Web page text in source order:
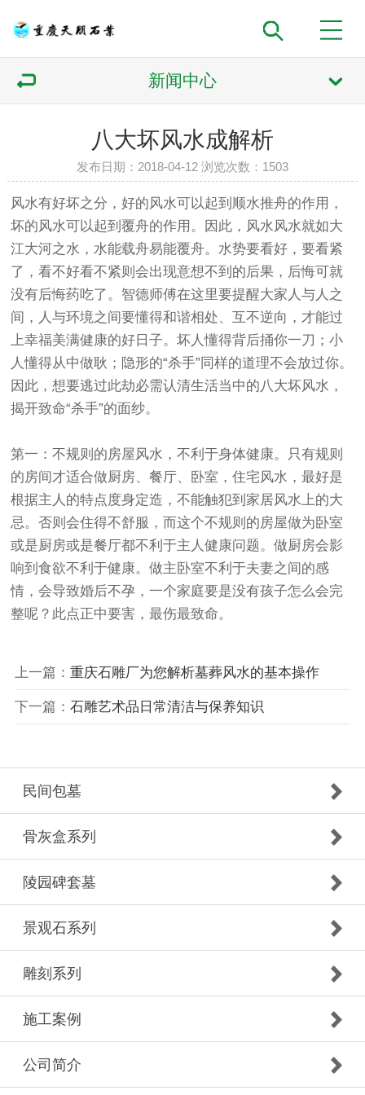
新闻中心
八大坏风水成解析
发布日期：2018-04-12 浏览次数： 1503
风水有好坏之分，好的风水可以起到顺水推舟的作用，
坏的风水可以起到覆舟的作用。因此，风水风水就如大
江大河之水，水能载舟易能覆舟。水势要看好，要看紧
了，看不好看不紧则会出现意想不到的后果，后悔可就
没有后悔药吃了。智德师傅在这里要提醒大家人与人之
间，人与环境之间要懂得和谐相处、互不逆向，才能过
上幸福美满健康的好日子。坏人懂得背后捅你一刀；小
人懂得从中做耿；隐形的“杀手”同样的道理不会放过你。
因此，想要逃过此劫必需认清生活当中的八大坏风水，
揭开致命“杀手”的面纱。
第一：不规则的房屋风水，不利于身体健康。只有规则
的房间才适合做厨房、餐厅、卧室，住宅风水，最好是
根据主人的特点度身定造，不能触犯到家居风水上的大
忌。否则会住得不舒服，而这个不规则的房屋做为卧室
或是厨房或是餐厅都不利于主人健康问题。做厨房会影
响到食欲不利于健康。做主卧室不利于夫妻之间的感
情，会导致婚后不孕，一个家庭要是没有孩子怎么会完
整呢？此点正中要害，最伤最致命。
上一篇： 重庆石雕厂为您解析墓葬风水的基本操作
下一篇： 石雕艺术品日常清洁与保养知识
民间包墓
骨灰盒系列
陵园碑套墓
景观石系列
雕刻系列
施工案例
公司简介